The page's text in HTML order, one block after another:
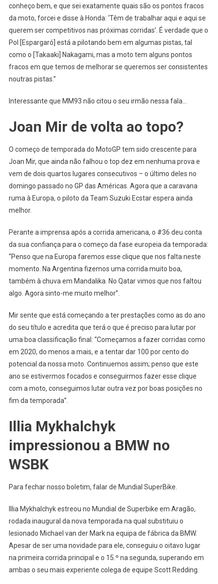
conheço bem, e que sei exatamente quais são os pontos fracos
da moto, forcei e disse à Honda: ‘Têm de trabalhar aqui e aqui se
querem ser competitivos nas próximas corridas’. É verdade que o
Pol [Espargaró] está a pilotando bem em algumas pistas, tal
como o [Takaaki] Nakagami, mas a moto tem alguns pontos
fracos em que temos de melhorar se queremos ser consistentes
noutras pistas.”
Interessante que MM93 não citou o seu irmão nessa fala…
Joan Mir de volta ao topo?
O começo de temporada do MotoGP tem sido crescente para
Joan Mir, que ainda não falhou o top dez em nenhuma prova e
vem de dois quartos lugares consecutivos – o último deles no
domingo passado no GP das Américas. Agora que a caravana
ruma à Europa, o piloto da Team Suzuki Ecstar espera ainda
melhor.
Perante a imprensa após a corrida americana, o #36 deu conta
da sua confiança para o começo da fase europeia da temporada:
“Penso que na Europa faremos esse clique que nos falta neste
momento. Na Argentina fizemos uma corrida muito boa,
também à chuva em Mandalika. No Qatar vimos que nos faltou
algo. Agora sinto-me muito melhor”.
Mir sente que está começando a ter prestações como as do ano
do seu título e acredita que terá o que é preciso para lutar por
uma boa classificação final: “Começamos a fazer corridas como
em 2020, do menos a mais, e a tentar dar 100 por cento do
potencial da nossa moto. Continuemos assim; penso que este
ano se estivermos focados e conseguirmos fazer esse clique
com a moto, conseguimos lutar outra vez por boas posições no
fim da temporada”.
Illia Mykhalchyk
impressionou a BMW no
WSBK
Para fechar nosso boletim, falar de Mundial SuperBike.
Illia Mykhalchyk estreou no Mundial de Superbike em Aragão,
rodada inaugural da nova temporada na qual substituiu o
lesionado Michael van der Mark na equipa de fábrica da BMW.
Apesar de ser uma novidade para ele, conseguiu o oitavo lugar
na primeira corrida principal e o 15.º na segunda, superando em
ambas o seu mais experiente colega de equipe Scott Redding.